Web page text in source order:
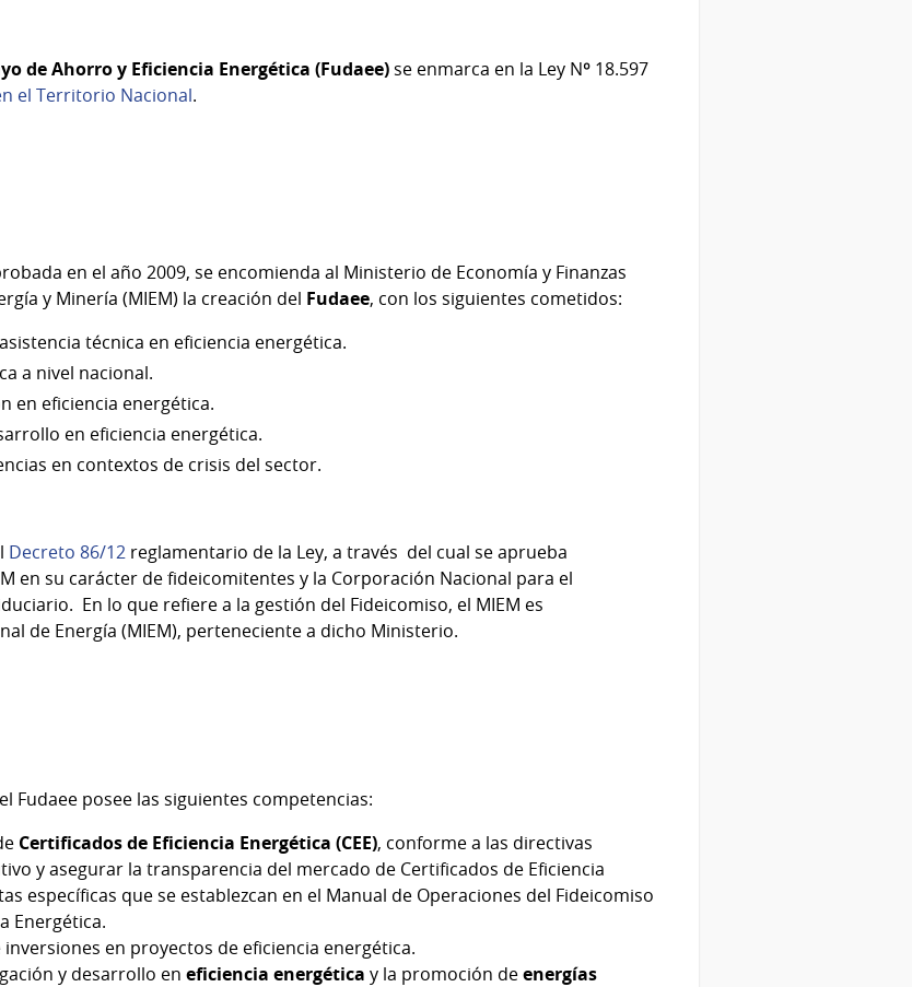
de Ahorro y Eficiencia Energética (Fudaee)se enmarca en la Ley Nº 18.597
el Territorio Nacional.
en el año 2009, se encomienda al Ministerio de Economía y Finanzas
y Minería (MIEM) la creación del Fudaee, con los siguientes cometidos:
técnica en eficiencia energética.
a nivel nacional.
en eficiencia energética.
en eficiencia energética.
en contextos de crisis del sector.
Decreto 86/12 reglamentario de la Ley, a través del cual se aprueba
en su carácter de fideicomitentes y la Corporación Nacional para el
En lo que refiere a la gestión del Fideicomiso, el MIEM es
de Energía (MIEM), perteneciente a dicho Ministerio.
Fudaee posee las siguientes competencias:
Certificados de Eficiencia Energética (CEE), conforme a las directivas
y asegurar la transparencia del mercado de Certificados de Eficiencia
específicas que se establezcan en el Manual de Operaciones del Fideicomiso
Energética.
en proyectos de eficiencia energética.
y desarrollo en eficiencia energética y la promoción deenergías